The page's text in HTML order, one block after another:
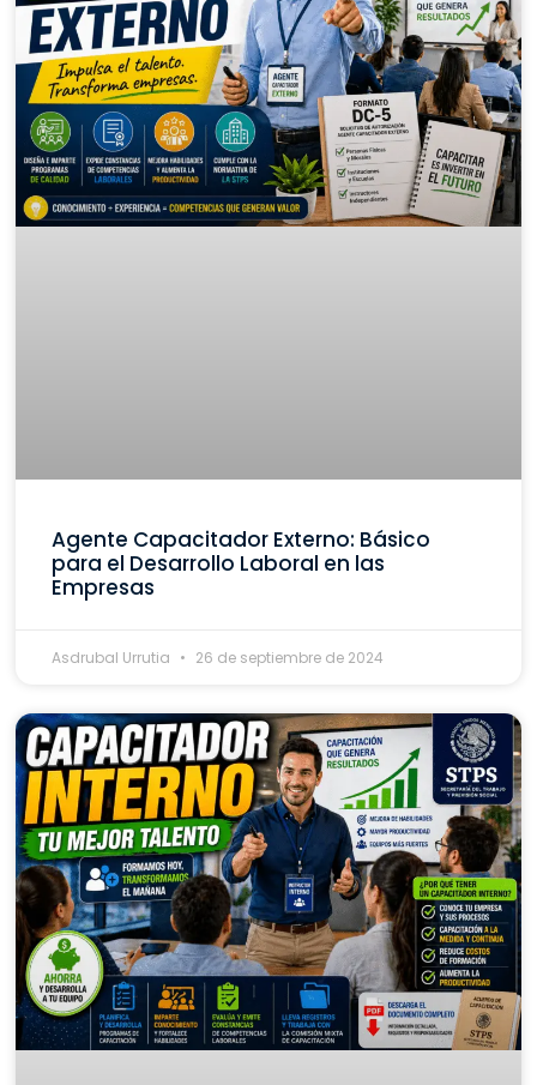
Agente Capacitador Externo: Básico
para el Desarrollo Laboral en las
Empresas
Asdrubal Urrutia 26 de septiembre de 2024